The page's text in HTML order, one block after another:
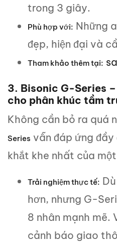
trong 3 giây.
Phù hợp với: Những
đẹp, hiện đại và
Tham khảo thêm tại:
3. Bisonic G-Series
cho phân khúc tầm
Không cần bỏ ra quá
Series vẫn đáp ứng đầy
khắt khe nhất của
Trải nghiệm thực tế:
hơn, nhưng G-
8 nhân mạnh mẽ.
cảnh báo giao